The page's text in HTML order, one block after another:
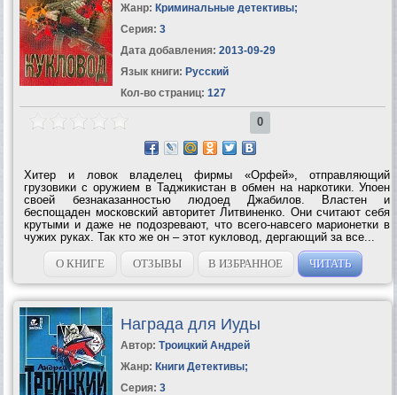
Жанр: Криминальные детективы;
Серия: 3
Дата добавления: 2013-09-29
Язык книги: Русский
Кол-во страниц: 127
0
Хитер и ловок владелец фирмы «Орфей», отправляющий
грузовики с оружием в Таджикистан в обмен на наркотики. Упоен
своей безнаказанностью людоед Джабилов. Властен и
беспощаден московский авторитет Литвиненко. Они считают себя
крутыми и даже не подозревают, что всего-навсего марионетки в
чужих руках. Так кто же он – этот кукловод, дергающий за все...
О КНИГЕ
ОТЗЫВЫ В ИЗБРАННОЕ ЧИТАТЬ
Награда для Иуды
Автор: Троицкий Андрей
Жанр: Книги Детективы;
Серия: 3